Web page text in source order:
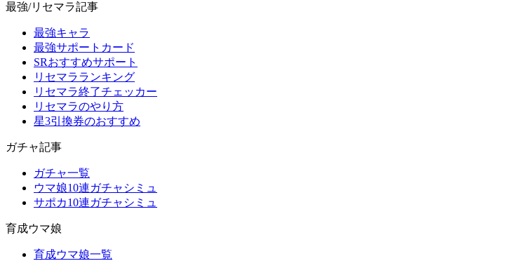
最強/リセマラ記事
最強キャラ
最強サポートカード
SRおすすめサポート
リセマラランキング
リセマラ終了チェッカー
リセマラのやり方
星3引換券のおすすめ
ガチャ記事
ガチャ一覧
ウマ娘10連ガチャシミュ
サポカ10連ガチャシミュ
育成ウマ娘
育成ウマ娘一覧